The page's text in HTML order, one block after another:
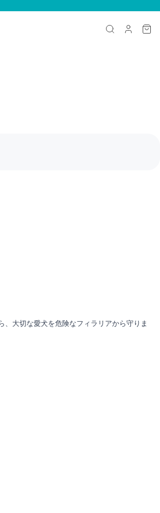
大切な愛犬を危険なフィラリアから守りま